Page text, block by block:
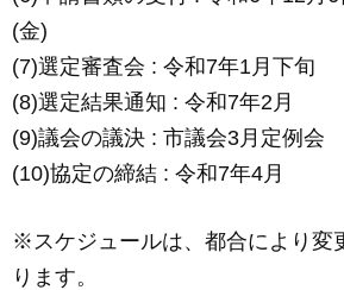
(金)
(7)選定審査会 : 令和7年1月下旬
(8)選定結果通知 : 令和7年2月
(9)議会の議決 : 市議会3月定例会
(10)協定の締結 : 令和7年4月
※スケジュールは、都合により変
ります。